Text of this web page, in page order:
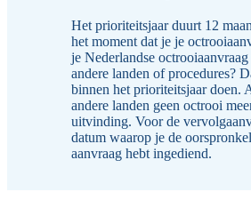
Het prioriteitsjaar duurt 12
het moment dat je je
je Nederlandse
andere landen of procedures?
binnen het prioriteitsjaar doen.
andere landen geen octrooi
uitvinding. Voor de
datum waarop je de
aanvraag hebt ingediend.